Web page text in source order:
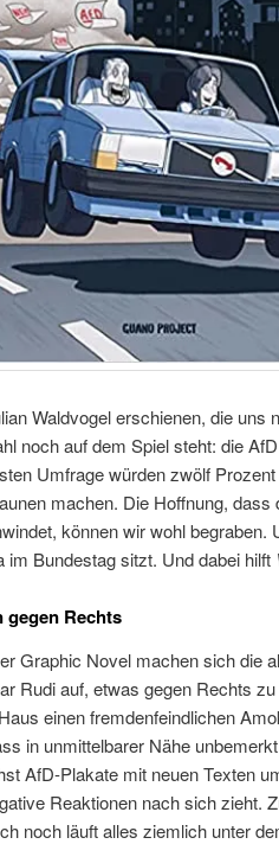
Waldvogel erschienen, die uns
noch auf dem Spiel steht: die
Umfrage würden zwölf
machen. Die Hoffnung,
können wir wohl
im Bundestag sitzt. Und dabei hilft
gegen Rechts
Graphic Novel machen sich die
Rudi auf, etwas gegen Rechts
einen fremdenfeindlichen
in unmittelbarer Nähe
AfD-Plakate mit neuen Texten
Reaktionen nach sich zieht.
noch läuft alles ziemlich unter